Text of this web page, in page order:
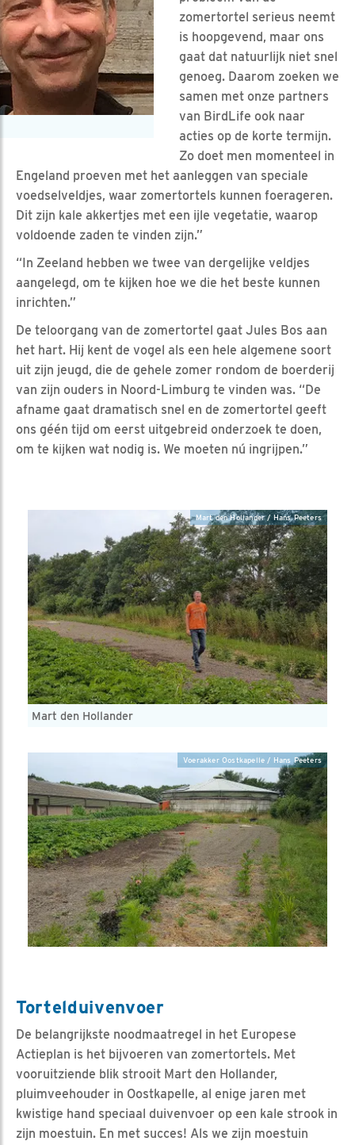
zomertortel serieus neemt
is hoopgevend, maar ons
gaat dat natuurlijk niet snel
genoeg. Daarom zoeken we
samen met onze partners
van BirdLife ook naar
acties op de korte termijn.
Zo doet men momenteel in
Engeland proeven met het aanleggen van speciale
voedselveldjes, waar zomertortels kunnen foerageren.
Dit zijn kale akkertjes met een ijle vegetatie, waarop
voldoende zaden te vinden zijn.”
“In Zeeland hebben we twee van dergelijke veldjes
aangelegd, om te kijken hoe we die het beste kunnen
inrichten.”
De teloorgang van de zomertortel gaat Jules Bos aan
het hart. Hij kent de vogel als een hele algemene soort
uit zijn jeugd, die de gehele zomer rondom de boerderij
van zijn ouders in Noord-Limburg te vinden was. “De
afname gaat dramatisch snel en de zomertortel geeft
ons géén tijd om eerst uitgebreid onderzoek te doen,
om te kijken wat nodig is. We moeten nú ingrijpen.”
Mart den Hollander
Mart den Hollander / Hans Peeters
Voerakker Oostkapelle / Hans Peeters
Tortelduivenvoer
De belangrijkste noodmaatregel in het Europese
Actieplan is het bijvoeren van zomertortels. Met
vooruitziende blik strooit Mart den Hollander,
pluimveehouder in Oostkapelle, al enige jaren met
kwistige hand speciaal duivenvoer op een kale strook in
zijn moestuin. En met succes! Als we zijn moestuin